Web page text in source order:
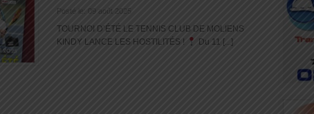
Posté le: 09 août 2025
TOURNOI D’ÉTÉ LE TENNIS CLUB DE MOLIENS
KINDY LANCE LES HOSTILITÉS !
Du 11 [...]